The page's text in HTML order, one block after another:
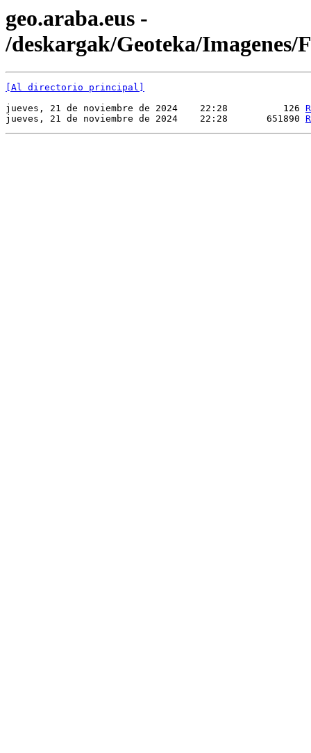
geo.araba.eus -
/deskargak/Geoteka/Imagenes/
[Al directorio principal]
jueves, 21 de noviembre de 2024    22:28          126
jueves, 21 de noviembre de 2024    22:28       651890